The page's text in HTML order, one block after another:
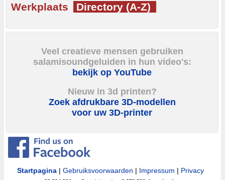
Werkplaats
Directory (A-Z)
Veel creatieve mensen gebruiken
salamisoundgeluiden in hun video's:
bekijk op YouTube
Nieuw in 3d printen?
Zoek afdrukbare 3D-modellen
voor uw 3D-printer
Startpagina| Gebruiksvoorwaarden | Impressum | Privacy